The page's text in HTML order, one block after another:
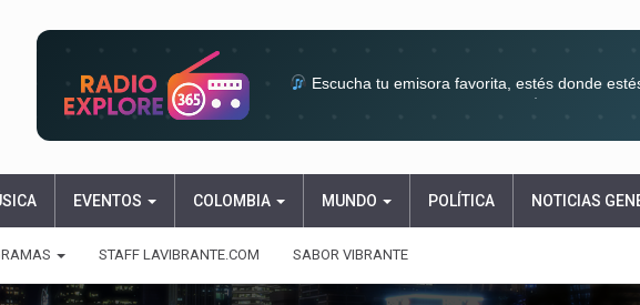
Escucha tu emisora favorita, estés donde
EVENTOS COLOMBIA MUNDO POLÍTICA NOTICIAS
STAFF LAVIBRANTE.COM SABOR VIBRANTE